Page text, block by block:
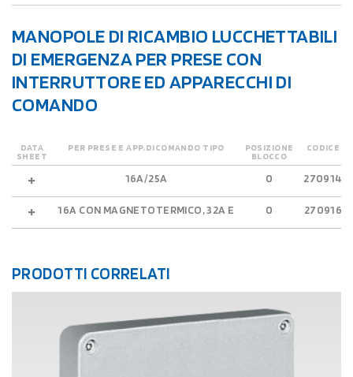
MANOPOLE DI RICAMBIO LUCCHETTABILI
DI EMERGENZA PER PRESE CON
INTERRUTTORE ED APPARECCHI DI
COMANDO
DATA
SHEET
PER PRESE E APP.DICOMANDO TIPO POSIZIONE
BLOCCO
CODICE
16A/25A 0 270914
16A CON MAGNETOTERMICO, 32A E 0 270916
PRODOTTI CORRELATI